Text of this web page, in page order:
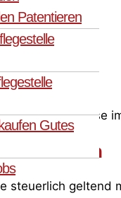
Patentieren
Gutes
e.V.
0005 0087 35
E-Mail-Adresse
steuerlich geltend